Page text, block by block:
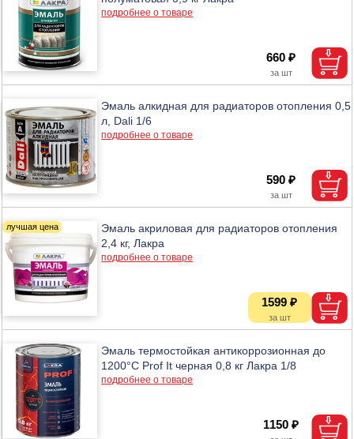
подробнее о товаре
660 ₽
Эмаль алкидная для радиаторов отопления 0,5
л, Dali 1/6
подробнее о товаре
590 ₽
Эмаль акриловая для радиаторов отопления
2,4 кг, Лакра
подробнее о товаре
1599 ₽
Эмаль термостойкая антикоррозионная до
1200°С Prof It черная 0,8 кг Лакра 1/8
подробнее о товаре
1150 ₽